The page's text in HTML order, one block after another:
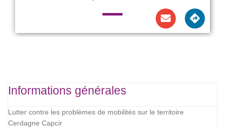
Informations générales
Lutter contre les problèmes de mobilités sur le territoire
Cerdagne Capcir